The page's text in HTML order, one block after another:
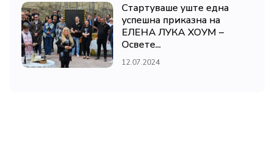
Стартуваше уште една
успешна приказна на
ЕЛЕНА ЛУКА ХОУМ –
Освете...
12.07.2024